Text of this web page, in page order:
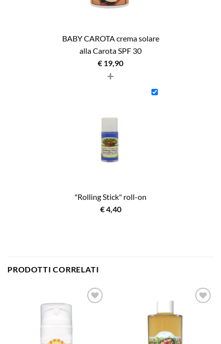
BABY CAROTA crema solare
alla Carota SPF 30
€ 19,90
+
"Rolling Stick" roll-on
€4,40
PRODOTTI CORRELATI